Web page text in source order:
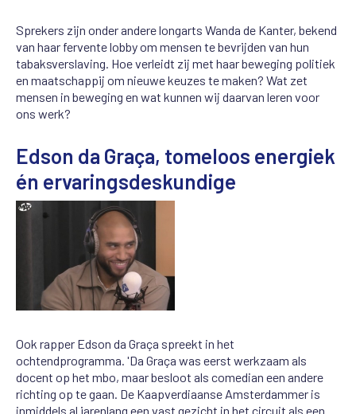
Sprekers zijn onder andere longarts Wanda de Kanter, bekend
van haar fervente lobby om mensen te bevrijden van hun
tabaksverslaving. Hoe verleidt zij met haar beweging politiek
en maatschappij om nieuwe keuzes te maken? Wat zet
mensen in beweging en wat kunnen wij daarvan leren voor
ons werk?
Edson da Graça, tomeloos energiek
én ervaringsdeskundige
Ook rapper Edson da Graça spreekt in het
ochtendprogramma. 'Da Graça was eerst werkzaam als
docent op het mbo, maar besloot als comedian een andere
richting op te gaan. De Kaapverdiaanse Amsterdammer is
inmiddels al jarenlang een vast gezicht in het circuit als een